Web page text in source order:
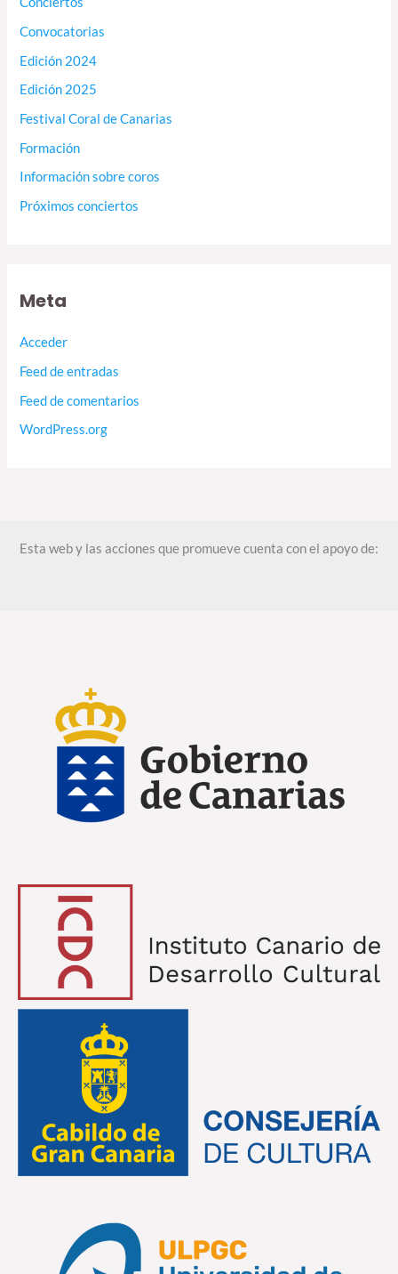
Convocatorias
Edición 2024
Edición 2025
Festival Coral de Canarias
Formación
Información sobre coros
Próximos conciertos
Meta
Acceder
Feed de entradas
Feed de comentarios
WordPress.org
Esta web y las acciones que promueve cuenta con el apoyo de: